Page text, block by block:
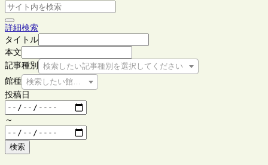
詳細検索
タイトル
本文
記事種別
検索したい記事種別を選択してください
館種 検索したい館種を選択してください
投稿日
～
検索